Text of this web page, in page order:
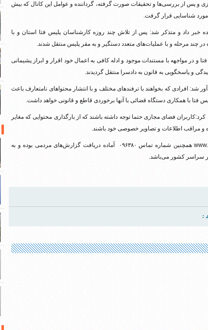
و پس از بررسی‌ها و تحقیقات صورت گرفته، گرداننده و عوامل این کانال که بیش
مورد شناسایی قرار گرفت.
خبر داد و متذکر شد: پس از تلاش چند روزه کارشناسان پلیس فتا استان و با
در مواجهه با مستندات موجود و ادله کافی به اعمال خود اقرار و ابراز پشیمانی
و پاسخگویی به قانون به دادسرا منتقل گردیدند.
شد: افرادی که بخواهند با ترفندهای مختلف و با انتشار محتواهای نامتعارف باعث
فتا با همکاری دستگاه قضائی با آنها برخوردی قاطع و قانونی خواهد داشت.
فضای مجازی حتما توجه داشته باشند که از بارگذاری محتوایی که مغایر
و مراقب اطلاعات و تصاویر خصوصی خود باشند.
وی بیان داشت: سایت پلیس فتا به آدرس www.cyberpolice.ir همچنین شماره تماس ۰۹۶۳۸۰ آماده دریافت گزارش‌های مردمی بوده و به
سراسر کشور می‌باشد.
: